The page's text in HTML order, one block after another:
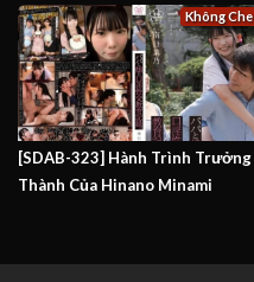
[SDAB-323] Hành Trình Trưởng
Thành Của Hinano Minami
Không Che